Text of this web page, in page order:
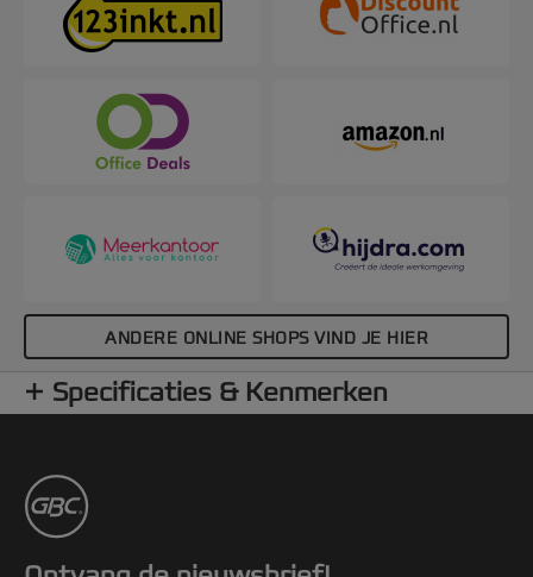
ANDERE ONLINE SHOPS VIND JE HIER
Specificaties & Kenmerken